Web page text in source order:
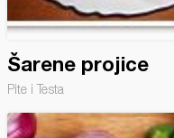
Šarene projice
Pite i Testa